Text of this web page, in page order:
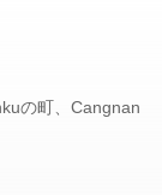
の町、Cangnan